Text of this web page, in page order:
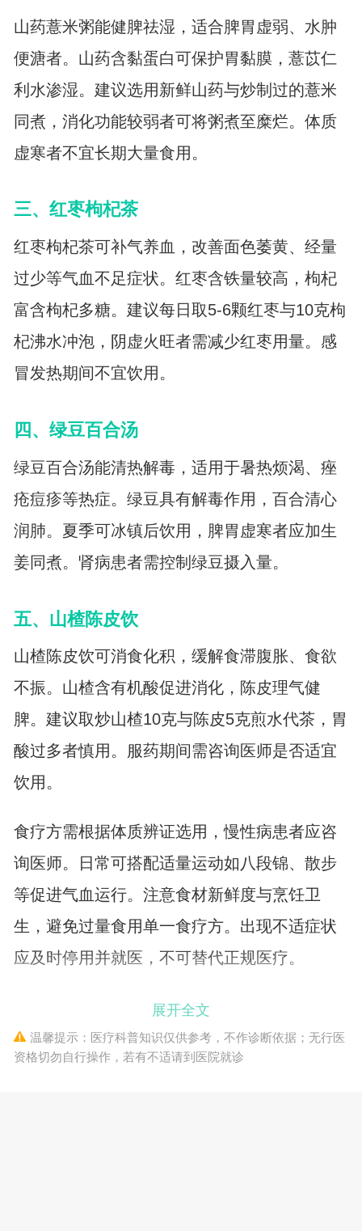
山药薏米粥能健脾祛湿，适合脾胃虚弱、水肿
便溏者。山药含黏蛋白可保护胃黏膜，薏苡仁
利水渗湿。建议选用新鲜山药与炒制过的薏米
同煮，消化功能较弱者可将粥煮至糜烂。体质
虚寒者不宜长期大量食用。
三、红枣枸杞茶
红枣枸杞茶可补气养血，改善面色萎黄、经量
过少等气血不足症状。红枣含铁量较高，枸杞
富含枸杞多糖。建议每日取5-6颗红枣与10克枸
杞沸水冲泡，阴虚火旺者需减少红枣用量。感
冒发热期间不宜饮用。
四、绿豆百合汤
绿豆百合汤能清热解毒，适用于暑热烦渴、痤
疮痘疹等热症。绿豆具有解毒作用，百合清心
润肺。夏季可冰镇后饮用，脾胃虚寒者应加生
姜同煮。肾病患者需控制绿豆摄入量。
五、山楂陈皮饮
山楂陈皮饮可消食化积，缓解食滞腹胀、食欲
不振。山楂含有机酸促进消化，陈皮理气健
脾。建议取炒山楂10克与陈皮5克煎水代茶，胃
酸过多者慎用。服药期间需咨询医师是否适宜
饮用。
食疗方需根据体质辨证选用，慢性病患者应咨
询医师。日常可搭配适量运动如八段锦、散步
等促进气血运行。注意食材新鲜度与烹饪卫
生，避免过量食用单一食疗方。出现不适症状
应及时停用并就医，不可替代正规医疗。
展开全文
温馨提示：医疗科普知识仅供参考，不作诊断依据；无行医
资格切勿自行操作，若有不适请到医院就诊